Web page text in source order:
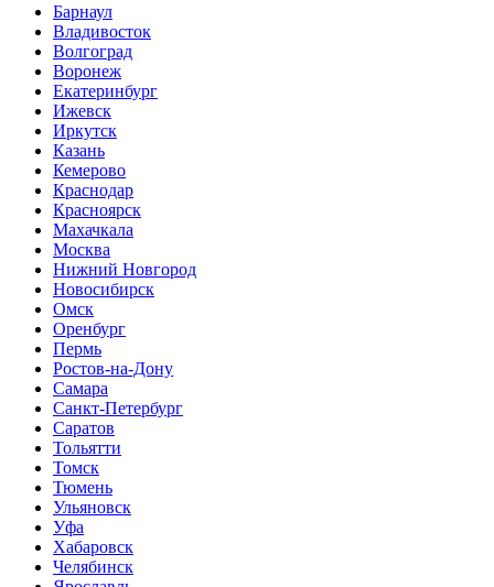
Барнаул
Владивосток
Волгоград
Воронеж
Екатеринбург
Ижевск
Иркутск
Казань
Кемерово
Краснодар
Красноярск
Махачкала
Москва
Нижний Новгород
Новосибирск
Омск
Оренбург
Пермь
Ростов-на-Дону
Самара
Санкт-Петербург
Саратов
Тольятти
Томск
Тюмень
Ульяновск
Уфа
Хабаровск
Челябинск